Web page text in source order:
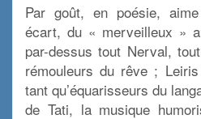
Par goût, en poésie,
écart, du « merveilleux »
par-dessus tout Nerval,
rémouleurs du rêve ;
tant qu’équarisseurs du
de Tati, la musique